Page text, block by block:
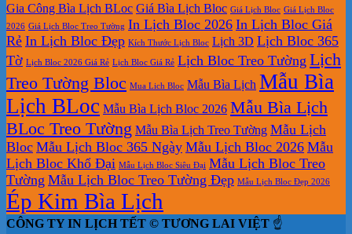
Gia Công Bìa Lịch BLoc Giá Bìa Lịch Bloc Giá Lịch Bloc Giá Lịch Bloc
2026 Giá Lịch Bloc Treo Tường In Lịch Bloc 2026 In Lịch Bloc Giá
Rẻ In Lịch Bloc Đẹp Kích Thước Lịch Bloc Lịch 3D Lịch Bloc 365
Tờ Lịch Bloc 2026 Giá Rẻ Lịch Bloc Giá Rẻ Lịch Bloc Treo Tường Lịch
Treo Tường Bloc Mua Lich Bloc Mẫu Bìa Lịch Mẫu Bìa
Lịch BLoc Mẫu Bìa Lịch Bloc 2026 Mẫu Bìa Lịch
BLoc Treo Tường Mẫu Bìa Lịch Treo Tường Mẫu Lịch
Bloc Mẫu Lịch Bloc 365 Ngày Mẫu Lịch Bloc 2026 Mẫu
Lịch Bloc Khổ Đại Mẫu Lịch Bloc Siêu Đại Mẫu Lịch Bloc Treo
Tường Mẫu Lịch Bloc Treo Tường Đẹp Mẫu Lịch Bloc Đẹp 2026
Ép Kim Bìa Lịch
CÔNG TY IN LỊCH TẾT © TƯƠNG LAI VIỆT ☝️